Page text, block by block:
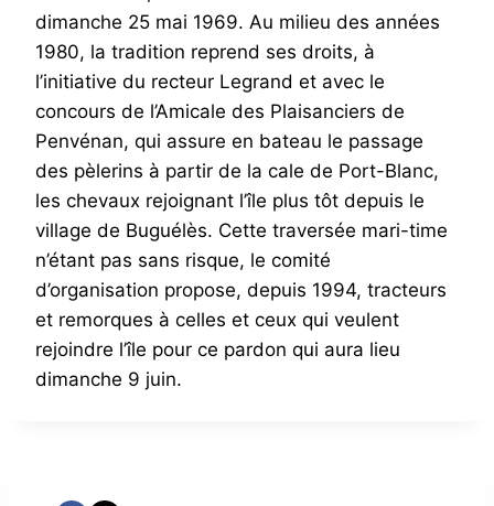
dimanche 25 mai 1969. Au milieu des années
1980, la tradition reprend ses droits, à
l’initiative du recteur Legrand et avec le
concours de l’Amicale des Plaisanciers de
Penvénan, qui assure en bateau le passage
des pèlerins à partir de la cale de Port-Blanc,
les chevaux rejoignant l’île plus tôt depuis le
village de Buguélès. Cette traversée mari-time
n’étant pas sans risque, le comité
d’organisation propose, depuis 1994, tracteurs
et remorques à celles et ceux qui veulent
rejoindre l’île pour ce pardon qui aura lieu
dimanche 9 juin.